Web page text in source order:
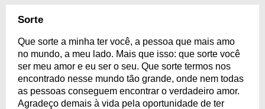
Sorte
Que sorte a minha ter você, a pessoa que mais amo
no mundo, a meu lado. Mais que isso: que sorte você
ser meu amor e eu ser o seu. Que sorte termos nos
encontrado nesse mundo tão grande, onde nem todas
as pessoas conseguem encontrar o verdadeiro amor.
Agradeço demais à vida pela oportunidade de ter